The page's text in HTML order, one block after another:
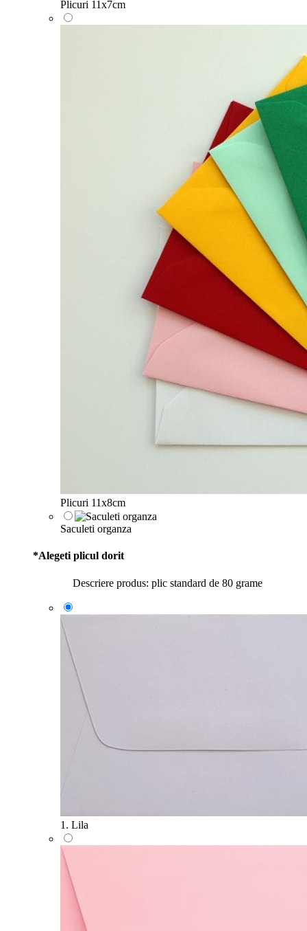
Plicuri 11x7cm
Plicuri 11x8cm
Saculeti organza
*Alegeti plicul dorit
Descriere produs: plic standard de 80 grame
1. Lila